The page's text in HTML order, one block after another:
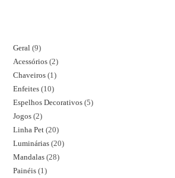
Geral 9
Acessórios 2
Chaveiros 1
Enfeites 10
Espelhos Decorativos 5
Jogos 2
Linha Pet 20
Luminárias 20
Mandalas 28
Painéis 1